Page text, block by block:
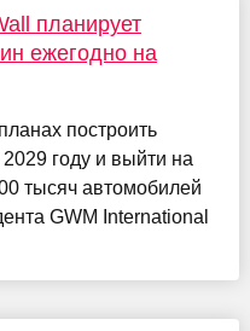
планирует
ежегодно на
построить
году и выйти на
тысяч автомобилей
GWM International